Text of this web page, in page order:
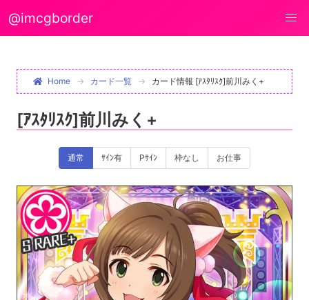
@imcgborder
Home カード一覧 カード情報 [ｱｽﾀﾘｽｸ]前川みく+
[ｱｽﾀﾘｽｸ]前川みく+
通常 ｻｲﾝ有 Pｻｲﾝ 枠なし お仕事